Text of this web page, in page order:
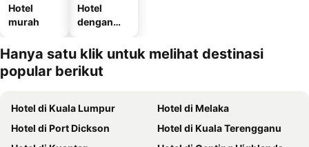
Hotel
murah
Hotel
dengan
letak
kenderaan
Hanya satu klik untuk melihat destinasi
popular berikut
Hotel di Kuala Lumpur
Hotel di Melaka
Hotel di Port Dickson
Hotel di Kuala Terengganu